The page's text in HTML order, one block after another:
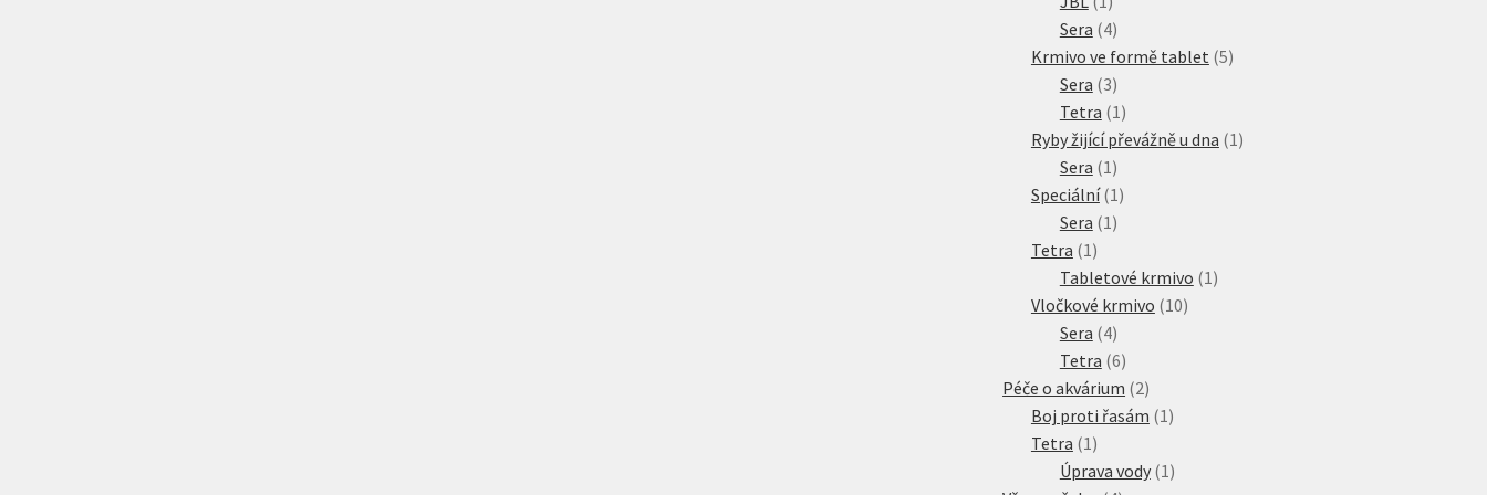
produkt
Sera 44
produkty
Krmivo ve formě tablet 55
Sera 33
produkty
Tetra 11
produkt
Ryby žijící převážně u dna 11
Sera 11
produkt
Speciální 11
Sera 11
Tetra 11
produkt
Tabletové krmivo 11
Vločkové krmivo 1010
Sera 44
produkty
Tetra 66
produktů
Péče o akvárium 22
produkty
Boj proti řasám 11
Tetra 11
produkt
Úprava vody 11